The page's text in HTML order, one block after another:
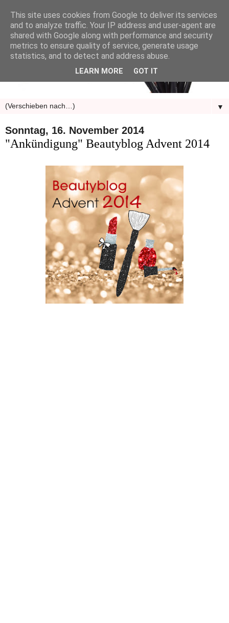
▼
Sonntag, 16. November 2014
"Ankündigung" Beautyblog Advent 2014
This site uses cookies from Google to deliver its services
and to analyze traffic. Your IP address and user-agent are
shared with Google along with performance and security
metrics to ensure quality of service, generate usage
statistics, and to detect and address abuse.
LEARN MORE GOT IT